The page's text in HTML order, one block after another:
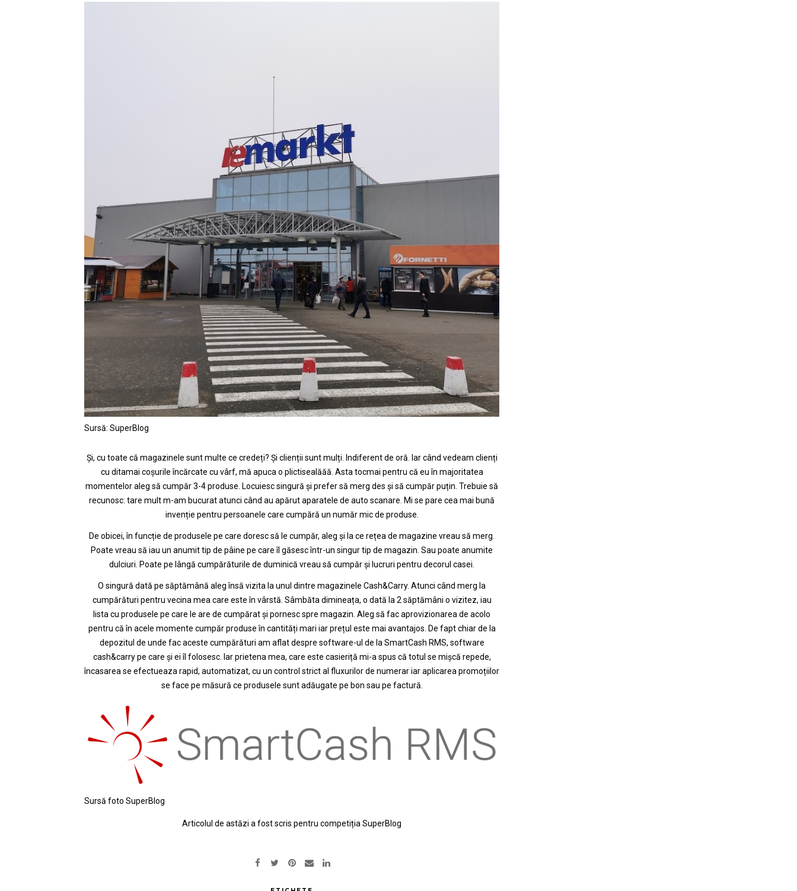
Sursă: SuperBlog
Și, cu toate că magazinele sunt multe ce credeți? Și clienții sunt mulți. Indiferent de oră. Iar când vedeam clienți
cu ditamai coșurile încărcate cu vârf, mă apuca o plictisealăăă. Asta tocmai pentru că eu în majoritatea
momentelor aleg să cumpăr 3-4 produse. Locuiesc singură și prefer să merg des și să cumpăr puțin. Trebuie să
recunosc: tare mult m-am bucurat atunci când au apărut aparatele de auto scanare. Mi se pare cea mai bună
invenție pentru persoanele care cumpără un număr mic de produse.
De obicei, în funcție de produsele pe care doresc să le cumpăr, aleg și la ce rețea de magazine vreau să merg.
Poate vreau să iau un anumit tip de pâine pe care îl găsesc într-un singur tip de magazin. Sau poate anumite
dulciuri. Poate pe lângă cumpărăturile de duminică vreau să cumpăr și lucruri pentru decorul casei.
O singură dată pe săptămână aleg însă vizita la unul dintre magazinele Cash&Carry. Atunci când merg la
cumpărături pentru vecina mea care este în vârstă. Sâmbăta dimineața, o dată la 2 săptămâni o vizitez, iau
lista cu produsele pe care le are de cumpărat și pornesc spre magazin. Aleg să fac aprovizionarea de acolo
pentru că în acele momente cumpăr produse în cantități mari iar prețul este mai avantajos. De fapt chiar de la
depozitul de unde fac aceste cumpărături am aflat despre software-ul de la SmartCash RMS, software
cash&carrype care și ei îl folosesc. Iar prietena mea, care este casieriță mi-a spus că totul se mișcă repede,
încasarea se efectueaza rapid, automatizat, cu un control strict al fluxurilor de numerar iar aplicarea promoțiilor
se face pe măsură ce produsele sunt adăugate pe bon sau pe factură.
Sursă foto SuperBlog
Articolul de astăzi a fost scris pentru competiția SuperBlog